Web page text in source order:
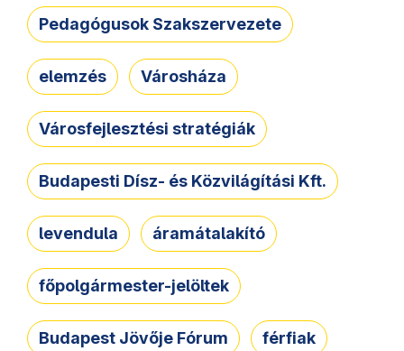
Pedagógusok Szakszervezete
elemzés Városháza
Városfejlesztési stratégiák
Budapesti Dísz- és Közvilágítási Kft.
levendula áramátalakító
főpolgármester-jelöltek
Budapest Jövője Fórum férfiak